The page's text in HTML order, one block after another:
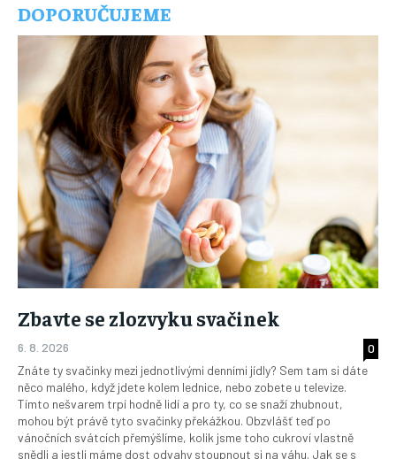
DOPORUČUJEME
Zbavte se zlozvyku svačinek
6. 8. 2026
0
Znáte ty svačinky mezi jednotlivými denními jídly? Sem tam si dáte
něco malého, když jdete kolem lednice, nebo zobete u televize.
Tímto nešvarem trpí hodně lidí a pro ty, co se snaží zhubnout,
mohou být právě tyto svačinky překážkou. Obzvlášť teď po
vánočních svátcích přemýšlíme, kolik jsme toho cukroví vlastně
snědli a jestli máme dost odvahy stoupnout si na váhu. Jak se s